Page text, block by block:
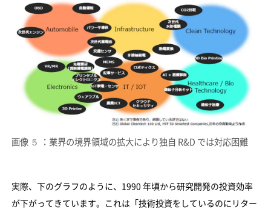
画像 ５ ：業界の境界領域の拡大により独自 R&D では対応困難
実際、下のグラフのように、1990 年頃から研究開発の投資効率
が下がってきています。これは「技術投資をしているのにリター